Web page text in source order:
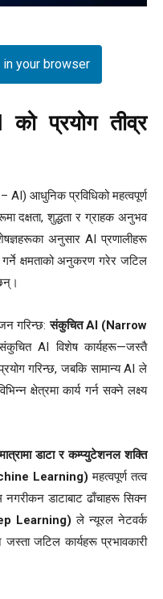
your browser
को प्रयोग तीव्र
AI) आधुनिक प्रविधिको महत्वपूर्ण
दक्षता, शुद्धता र ग्राहक अनुभव
अनुसार AI प्रणालीहरू
गर्ने क्षमताको अनुकरण गरेर जटिल
गरिन्छ:संकुचित AI (Narrow
AI विशेष कार्यहरू—जस्तै
गरिन्छ, जबकि सामान्य AI ले
क्षेत्रमा कार्य गर्न सक्ने लक्ष्य
डाटा र कम्प्युटेशनल शक्ति
Learning) महत्वपूर्ण तत्व
नगरीकन डाटाबाट ढाँचाहरू सिक्न
Learning) ले न्यूरल नेटवर्क
जस्ता जटिल कार्यहरू प्रभावकारी